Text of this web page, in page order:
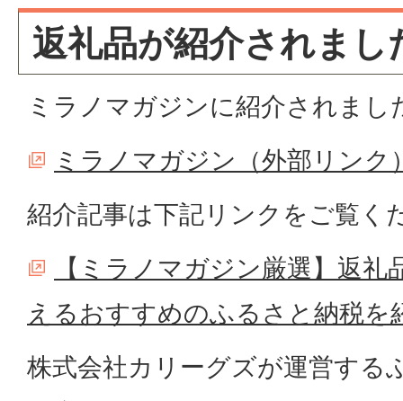
返礼品が紹介されまし
ミラノマガジンに紹介されまし
ミラノマガジン（外部リンク
紹介記事は下記リンクをご覧く
【ミラノマガジン厳選】返
えるおすすめのふるさと納税を
株式会社カリーグズが運営する